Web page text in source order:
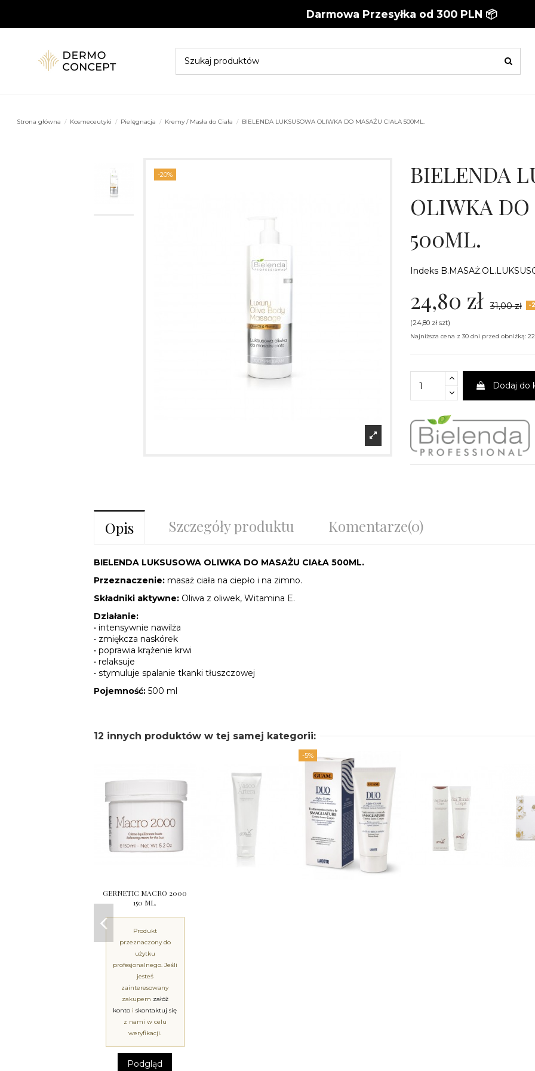
Darmowa Przesyłka od 300 PLN 📦
Strona główna Kosmeceutyki Pielęgnacja Kremy / Masła do Ciała BIELENDA LUKSUSOWA OLIWKA DO MASAŻU CIAŁA 500ML.
-20%
BIELENDA
OLIWKA
500ML.
Indeks
24,80 zł 31,00 zł -
(24,80 zł szt)
Najniższa cena z 30 dni przed obniżką:
Dodaj do
Opis Szczegóły produktu Komentarze(0)
BIELENDA LUKSUSOWA OLIWKA DO MASAŻU CIAŁA 500ML.
Przeznaczenie: masaż ciała na ciepło i na zimno.
Składniki aktywne: Oliwa z oliwek, Witamina E.
Działanie:
• intensywnie nawilża
• zmiękcza naskórek
• poprawia krążenie krwi
• relaksuje
• stymuluje spalanie tkanki tłuszczowej
Pojemność: 500 ml
12 innych produktów w tej samej kategorii:
GERNETIC MACRO 2000
150 ML.
Produkt
przeznaczony do
użytku
profesjonalnego. Jeśli
jesteś
zainteresowany
zakupem załóż
konto iskontaktuj się
z nami w celu
weryfikacji.
Podgląd
-5%